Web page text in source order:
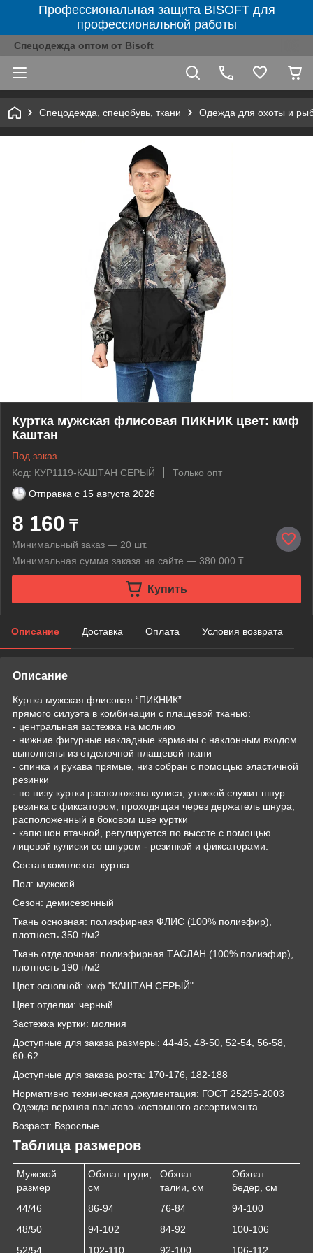
Профессиональная защита BISOFT для
профессиональной работы
Спецодежда оптом от Bisoft
Спецодежда, спецобувь, ткани Одежда для охоты и
Куртка мужская флисовая ПИКНИК цвет: кмф
Каштан
Под заказ
Код: КУР1119-КАШТАН СЕРЫЙ
Только опт
Отправка с 15 августа 2026
8 160 ₸
Минимальный заказ — 20 шт.
Минимальная сумма заказа на сайте — 380 000 ₸
Купить
Описание Доставка Оплата Условия возврата
Описание
Куртка мужская флисовая “ПИКНИК”
прямого силуэта в комбинации с плащевой тканью:
- центральная застежка на молнию
- нижние фигурные накладные карманы с наклонным входом
выполнены из отделочной плащевой ткани
- спинка и рукава прямые, низ собран с помощью эластичной
резинки
- по низу куртки расположена кулиса, утяжкой служит шнур –
резинка с фиксатором, проходящая через держатель шнура,
расположенный в боковом шве куртки
- капюшон втачной, регулируется по высоте с помощью
лицевой кулиски со шнуром - резинкой и фиксаторами.
Состав комплекта: куртка
Пол: мужской
Сезон: демисезонный
Ткань основная: полиэфирная ФЛИС (100% полиэфир),
плотность 350 г/м2
Ткань отделочная: полиэфирная ТАСЛАН (100% полиэфир),
плотность 190 г/м2
Цвет основной: кмф "КАШТАН СЕРЫЙ"
Цвет отделки: черный
Застежка куртки: молния
Доступные для заказа размеры: 44-46, 48-50, 52-54, 56-58,
60-62
Доступные для заказа роста: 170-176, 182-188
Нормативно техническая документация: ГОСТ 25295-2003
Одежда верхняя пальтово-костюмного ассортимента
Возраст: Взрослые.
Таблица размеров
Мужской
размер
Обхват груди,
см
Обхват
талии, см
Обхват
бедер, см
44/46
86-94 76-84
94-100
48/50
94-102 84-92
100-106
52/54
102-110 92-100 106-112